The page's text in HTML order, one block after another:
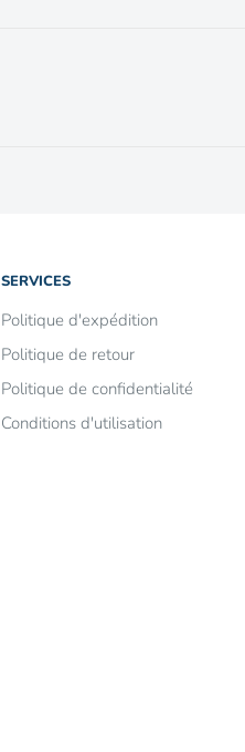
SERVICES
Politique d'expédition
Politique de retour
Politique de confidentialité
Conditions d'utilisation